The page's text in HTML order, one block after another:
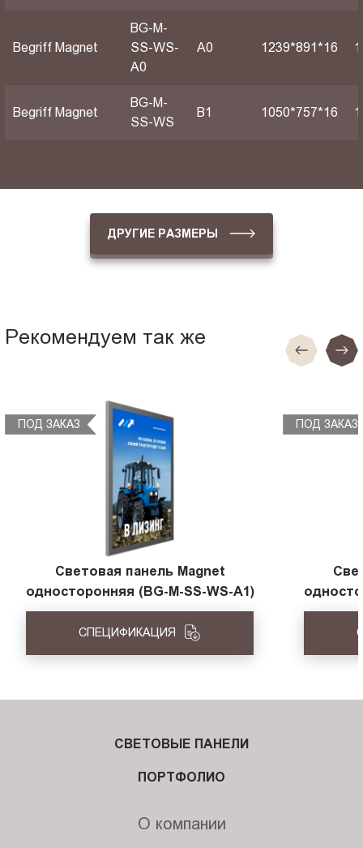
Begriff Magnet
BG-M-
SS-WS-
A0
A0 1239*891*16
Begriff Magnet
BG-M-
SS-WS
B1 1050*757*16
ДРУГИЕ РАЗМЕРЫ
Рекомендуем так же
ПОД ЗАКАЗ
Световая панель Magnet
односторонняя (BG-M-SS-WS-A1)
СПЕЦИФИКАЦИЯ
ПОД ЗАКАЗ
СВЕТОВЫЕ ПАНЕЛИ
ПОРТФОЛИО
О компании